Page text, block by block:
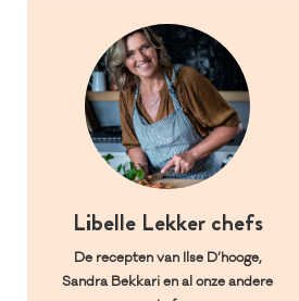
Libelle Lekker chefs
De recepten van Ilse D’hooge,
Sandra Bekkari en al onze andere